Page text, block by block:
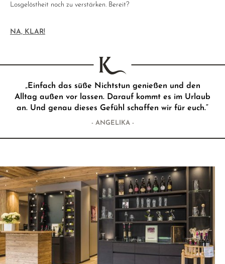
Losgelöstheit noch zu verstärken. Bereit?
NA, KLAR!
„Einfach das süße Nichtstun genießen und den
Alltag außen vor lassen. Darauf kommt es im Urlaub
an. Und genau dieses Gefühl schaffen wir für euch.“
- ANGELIKA -